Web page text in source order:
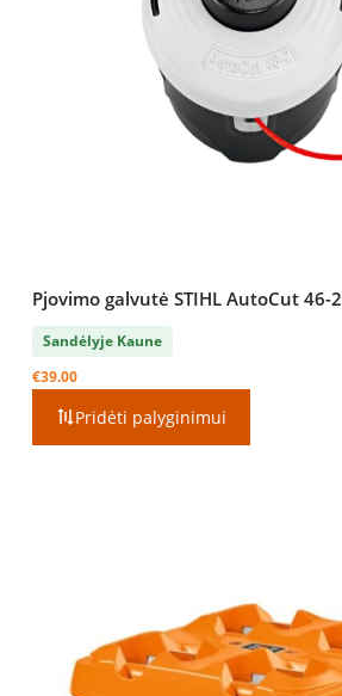
Pjovimo galvutė STIHL AutoCut 46-2
Sandėlyje Kaune
€39.00
Pridėti palyginimui